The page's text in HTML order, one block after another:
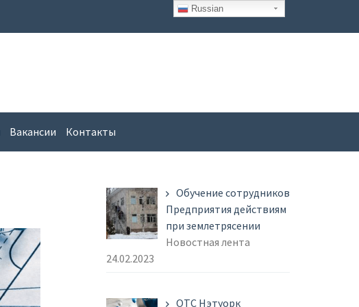
Вакансии Контакты
Обучение сотрудников
Предприятия действиям
при землетрясении
Новостная лента
24.02.2023
ОТС Нэтуорк
Russian